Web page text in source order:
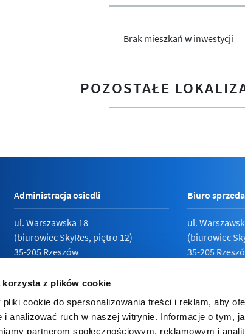
korzysta z plików cookie
cookie do spersonalizowania treści i reklam, aby
i analizować ruch w naszej witrynie. Informacje o tym,
partnerom społecznościowym, reklamowym i
Brak mieszkań w inwestycji
POZOSTAŁE
Administracja osiedli
ul. Warszawska 18
(biurowiec SkyRes, piętro 12)
35-205 Rzeszów
17 789 19 87
Biuro
ul.
(biurowiec
35-205